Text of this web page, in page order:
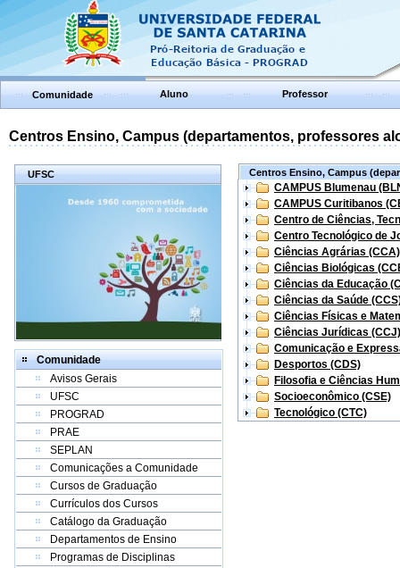
Comunidade Aluno Professor
Centros Ensino, Campus (departamentos, professores
UFSC
Comunidade
Avisos Gerais
UFSC
PROGRAD
PRAE
SEPLAN
Comunicações a Comunidade
Cursos de Graduação
Currículos dos Cursos
Catálogo da Graduação
Departamentos de Ensino
Programas de Disciplinas
Centros Ensino, Campus
CAMPUS Blumenau
CAMPUS Curitibanos
Centro de Ciências,
Centro Tecnológico de
Ciências Agrárias (CCA)
Ciências Biológicas
Ciências da Educação
Ciências da Saúde
Ciências Físicas e
Ciências Jurídicas (CCJ)
Comunicação e
Desportos (CDS)
Filosofia e Ciências
Socioeconômico (CSE)
Tecnológico (CTC)